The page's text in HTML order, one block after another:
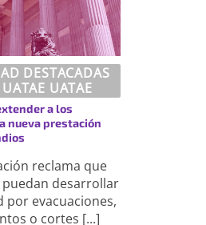
DESTACADAS
UATAE
a los
nueva prestación
reclama que
desarrollar
por evacuaciones,
o cortes [...]